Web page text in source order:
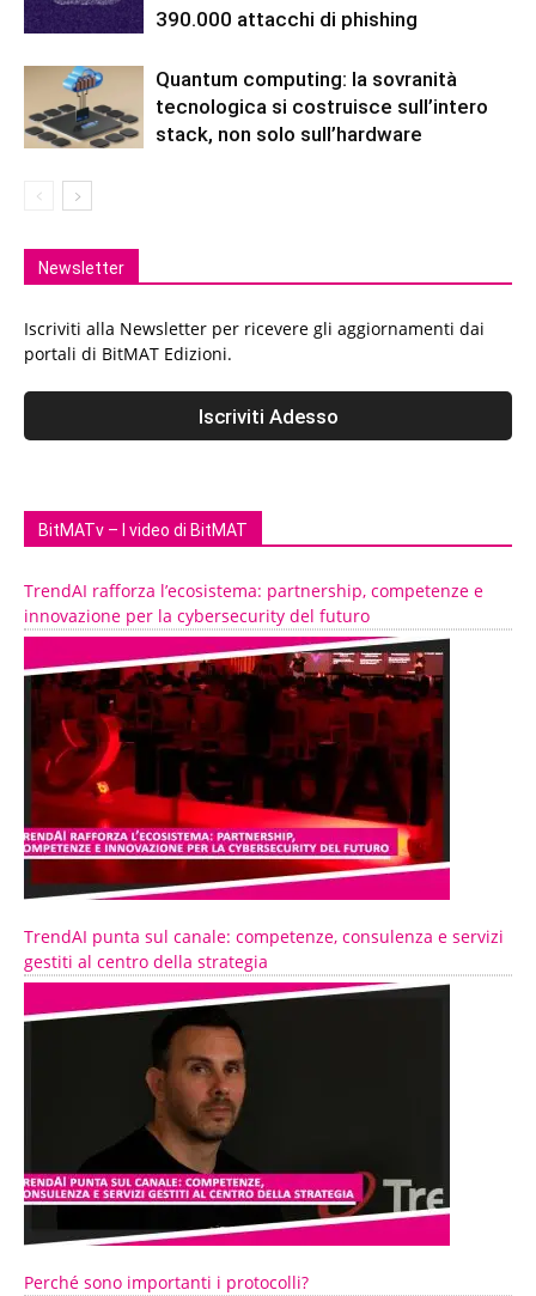
390.000 attacchi di phishing
Quantum computing: la sovranità
tecnologica si costruisce sull’intero
stack, non solo sull’hardware
Newsletter
Iscriviti alla Newsletter per ricevere gli aggiornamenti dai
portali di BitMAT Edizioni.
BitMATv – I video di BitMAT
TrendAI rafforza l’ecosistema: partnership, competenze e
innovazione per la cybersecurity del futuro
TrendAI punta sul canale: competenze, consulenza e servizi
gestiti al centro della strategia
Perché sono importanti i protocolli?